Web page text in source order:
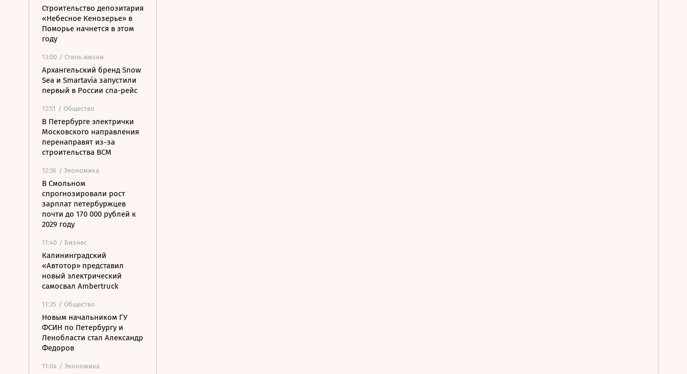
Строительство депозитария
«Небесное Кенозерье» в
Поморье начнется в этом
году
13:00 / Стиль жизни
Архангельский бренд Snow
Sea и Smartavia запустили
первый в России спа-рейс
12:51 / Общество
В Петербурге электрички
Московского направления
перенаправят из-за
строительства ВСМ
12:36 / Экономика
В Смольном
спрогнозировали рост
зарплат петербуржцев
почти до 170 000 рублей к
2029 году
11:40 / Бизнес
Калининградский
«Автотор» представил
новый электрический
самосвал Ambertruck
11:35 / Общество
Новым начальником ГУ
ФСИН по Петербургу и
Ленобласти стал Александр
Федоров
11:04 / Экономика